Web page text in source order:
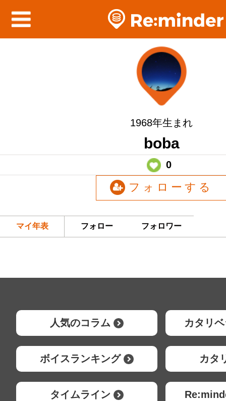
1968年生まれ
boba
0
フォローする
マイ年表 フォロー フォロワー
人気のコラム カタリ
ボイスランキング カタ
タイムライン